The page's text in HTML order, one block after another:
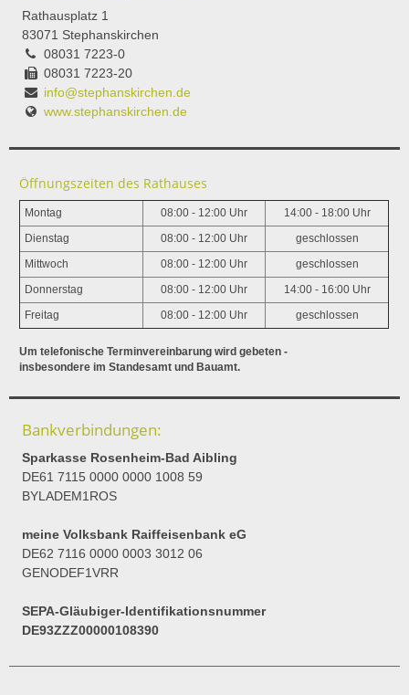
Rathausplatz 1
83071 Stephanskirchen
08031 7223-0
08031 7223-20
info@stephanskirchen.de
www.stephanskirchen.de
Öffnungszeiten des Rathauses
Montag 08:00 - 12:00 Uhr 14:00 - 18:00 Uhr
Dienstag 08:00 - 12:00 Uhr geschlossen
Mittwoch 08:00 - 12:00 Uhr geschlossen
Donnerstag 08:00 - 12:00 Uhr 14:00 - 16:00 Uhr
Freitag 08:00 - 12:00 Uhr geschlossen
Um telefonische Terminvereinbarung wird gebeten -
insbesondere im Standesamt und Bauamt.
Bankverbindungen:
Sparkasse Rosenheim-Bad Aibling
DE61 7115 0000 0000 1008 59
BYLADEM1ROS
meine Volksbank Raiffeisenbank eG
DE62 7116 0000 0003 3012 06
GENODEF1VRR
SEPA-Gläubiger-Identifikationsnummer
DE93ZZZ00000108390